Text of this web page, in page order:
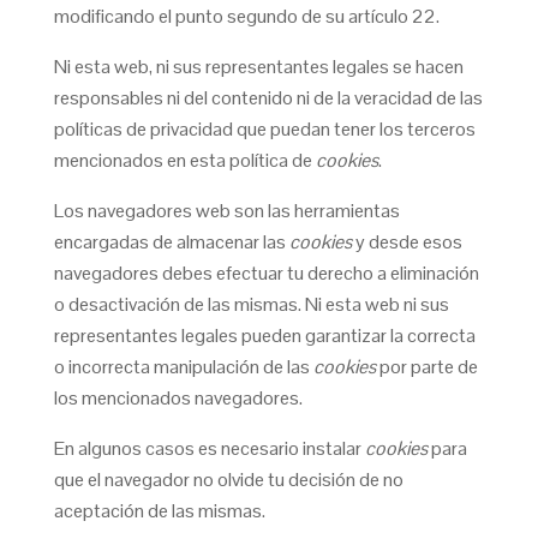
modificando el punto segundo de su artículo 22.
Ni esta web, ni sus representantes legales se hacen
responsables ni del contenido ni de la veracidad de las
políticas de privacidad que puedan tener los terceros
mencionados en esta política de cookies.
Los navegadores web son las herramientas
encargadas de almacenar las cookiesy desde esos
navegadores debes efectuar tu derecho a eliminación
o desactivación de las mismas. Ni esta web ni sus
representantes legales pueden garantizar la correcta
o incorrecta manipulación de las cookiespor parte de
los mencionados navegadores.
En algunos casos es necesario instalarcookiespara
que el navegador no olvide tu decisión de no
aceptación de las mismas.